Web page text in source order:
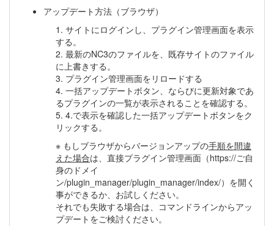
アップデート方法（ブラウザ）
1. サイトにログインし、プラグイン管理画面を表示
する。
2. 最新のNC3のファイルを、既存サイトのファイル
に上書きする。
3. プラグイン管理画面をリロードする
4. 一括アップデートボタン、ならびに更新対象であ
るプラグインの一覧が表示されることを確認する。
5. 4.で表示を確認した一括アップデートボタンをク
リックする。
※ もしブラウザからバージョンアップの手順を間違
えた場合は、直接プラグイン管理画面（https://ご自
身のドメイ
ン/plugin_manager/plugin_manager/index/）を開く
事ができるか、お試しください。
それでも失敗する場合は、コマンドラインからアッ
プデートをご検討ください。